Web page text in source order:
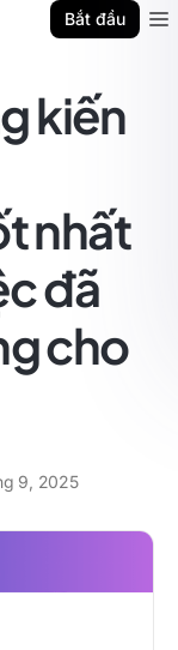
Bắt đầu
kiến
nhất
đã
cho
9, 2025